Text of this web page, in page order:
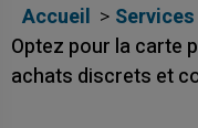
Accueil
Optez pour la carte
achats discrets et